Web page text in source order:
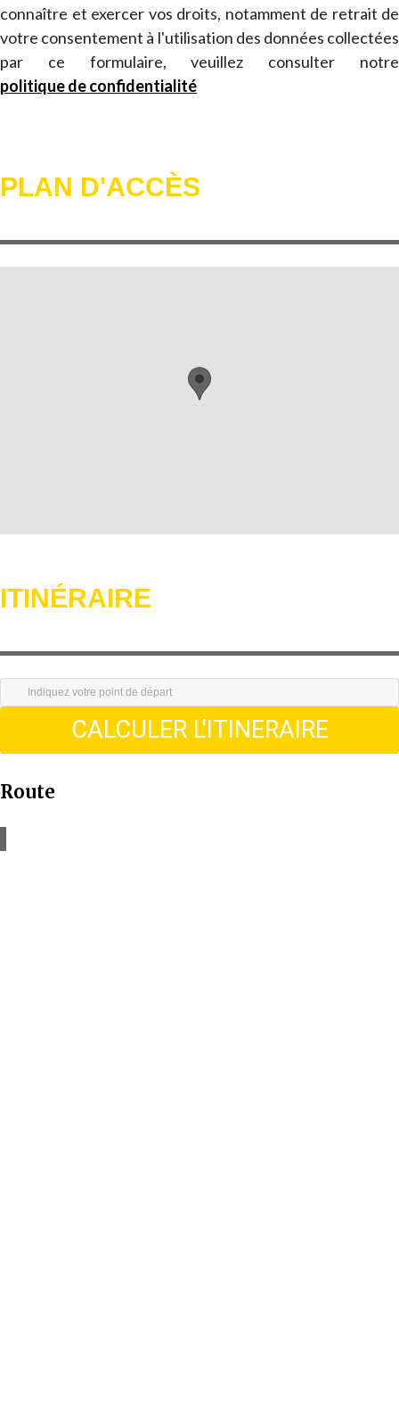
connaître et exercer vos droits, notamment de retrait de
votre consentement à l'utilisation des données collectées
par ce formulaire, veuillez consulter notre
politique de confidentialité
PLAN D'ACCÈS
ITINÉRAIRE
CALCULER L'ITINERAIRE
Route